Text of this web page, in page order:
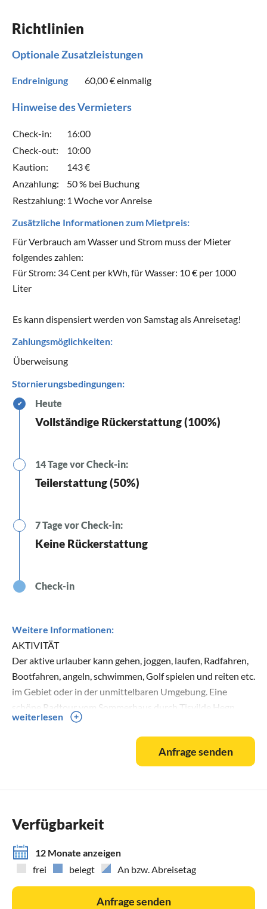
Richtlinien
Optionale Zusatzleistungen
Endreinigung 60,00 €einmalig
Hinweise des Vermieters
Check-in:
16:00
Check-out:
10:00
Kaution:
143 €
Anzahlung:
50 % bei Buchung
Restzahlung: 1 Woche vor Anreise
Zusätzliche Informationen zum Mietpreis:
Für Verbrauch am Wasser und Strom muss der Mieter
folgendes zahlen:
Für Strom: 34 Cent per kWh, für Wasser: 10 € per 1000
Liter
Es kann dispensiert werden von Samstag als Anreisetag!
Zahlungsmöglichkeiten:
Überweisung
Stornierungsbedingungen:
✔ Heute
Vollständige Rückerstattung (100%)
14 Tage vor Check-in:
Teilerstattung (50%)
7 Tage vor Check-in:
Keine Rückerstattung
Check-in
Weitere Informationen:
AKTIVITÄT
Der aktive urlauber kann gehen, joggen, laufen, Radfahren,
Bootfahren, angeln, schwimmen, Golf spielen und reiten etc.
im Gebiet oder in der unmittelbaren Umgebung. Eine
schöne Radtour vom Sommerhaus durch Tisvilde Hegn
(Wald) oder Asserbo Plantage (5 km), und man ist entweder
an Tisvilde oder an Liseleje Strand am Kattegat mit der
einzigartigen Dünen und einigen der besten Strände
Dänemarks. (Der Weg zum Strand bei Stængehus mit
durch die schöne Landschaft entweder nach Frederiksværk
(7 km) oder nach Helsinge (10 km) oder um Arresø (35 km)
sollten auch erfahren werden.
Eine Rundfahrt auf Arresø mit dem Boot "Frederikke" mit
oder ohne Führung ist eine grossartige Naturerlebnis. In
weiterlesen
Anfrage senden
Verfügbarkeit
12 Monate anzeigen
frei
belegt An bzw. Abreisetag
Anfrage senden